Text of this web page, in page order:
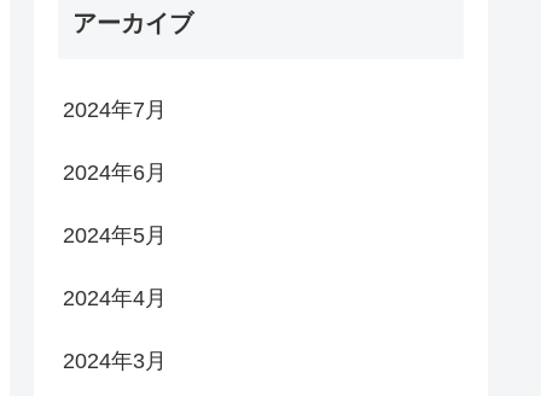
アーカイブ
2024年7月
2024年6月
2024年5月
2024年4月
2024年3月